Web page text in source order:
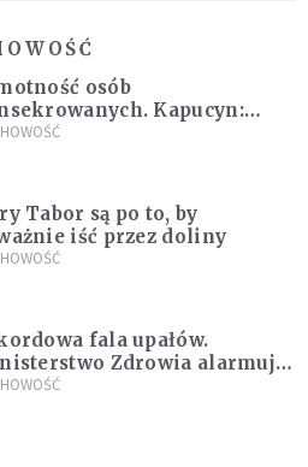
osób
Kapucyn:
w pojedynkę rzadko jest
Tabor są po to, by
iść przez doliny
fala upałów.
Zdrowia alarmuje
z czerwca